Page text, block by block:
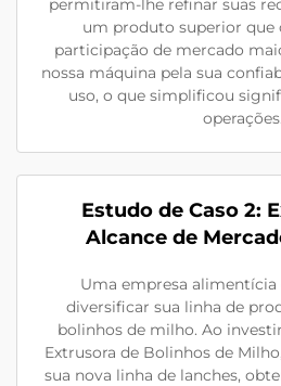
um produto superior que
participação de mercado
nossa máquina pela sua
uso, o que simplificou
operações.
Estudo de Caso 2:
Alcance de
Uma empresa alimentícia
diversificar sua linha de
bolinhos de milho. Ao
Extrusora de Bolinhos de
sua nova linha de lanches,